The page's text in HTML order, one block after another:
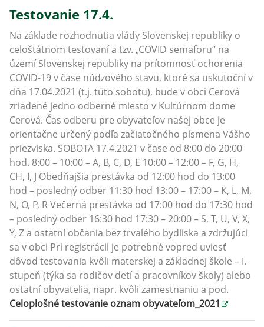
Testovanie 17.4.
Na základe rozhodnutia vlády Slovenskej republiky o
celoštátnom testovaní a tzv. „COVID semaforu“ na
území Slovenskej republiky na prítomnosť ochorenia
COVID-19 v čase núdzového stavu, ktoré sa uskutoční v
dňa 17.04.2021 (t.j. túto sobotu), bude v obci Cerová
zriadené jedno odberné miesto v Kultúrnom dome
Cerová. Čas odberu pre obyvateľov našej obce je
orientačne určený podľa začiatočného písmena Vášho
priezviska. SOBOTA 17.4.2021 v čase od 8:00 do 20:00
hod. 8:00 – 10:00 – A, B, C, D, E 10:00 – 12:00 – F, G, H,
CH, I, J Obedňajšia prestávka od 12:00 hod do 13:00
hod – posledný odber 11:30 hod 13:00 – 17:00 – K, L, M,
N, O, P, R Večerná prestávka od 17:00 hod do 17:30 hod
– posledný odber 16:30 hod 17:30 – 20:00 – S, T, U, V, X,
Y, Z a ostatní občania bez trvalého bydliska a zdržujúci
sa v obci Pri registrácii je potrebné vopred uviesť
dôvod testovania kvôli materskej a základnej škole – I.
stupeň (týka sa rodičov detí a pracovníkov školy) alebo
ostatní obyvatelia, napr. kvôli zamestnaniu a pod.
Celoplošné testovanie oznam obyvateľom_2021